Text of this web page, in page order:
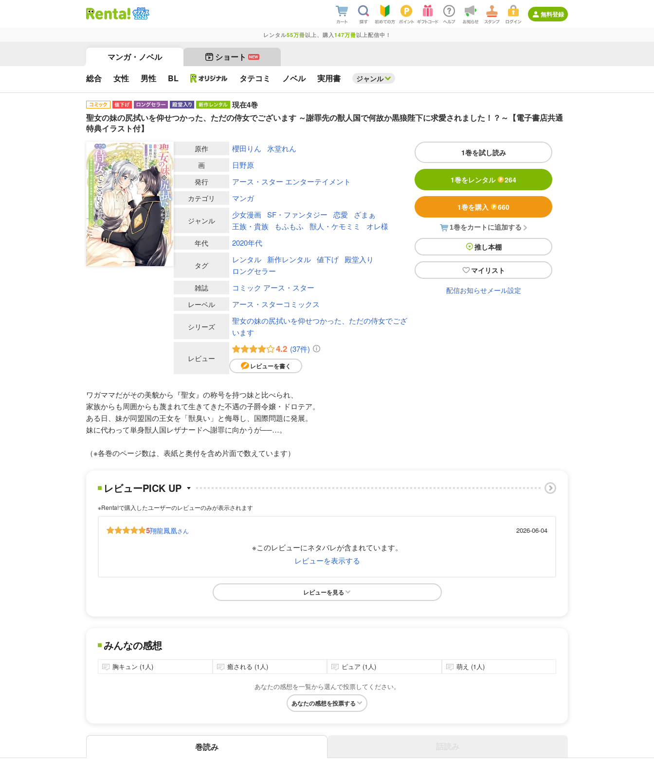
無料登録
レンタル55万冊以上、購入 147万冊以上配信中！
マンガ・ノベル ショート NEW
総合 女性 男性 BL タテコミ ノベル 実用書 ジャンル
現在4巻
聖女の妹の尻拭いを仰せつかった、ただの侍女でございます ～謝罪先の獣人国で何故か黒狼陛下に求愛されました！？～【電子書店共通
特典イラスト付】
1巻を試し読み
1巻をレンタル 264
1巻を購入 660
1巻をカートに追加する
推し本棚
マイリスト
配信お知らせメール設定
原作 櫻田りん 氷堂れん
画 日野原
発行 アース・スター エンターテイメント
カテゴリ マンガ
ジャンル
少女漫画 SF・ファンタジー 恋愛
ざまぁ
王族・貴族
もふもふ 獣人・ケモミミ オレ様
年代 2020年代
タグ
レンタル 新作レンタル 値下げ
殿堂入り
ロングセラー
雑誌 コミック アース・スター
レーベル アース・スターコミックス
シリーズ
聖女の妹の尻拭いを仰せつかった、ただの侍女でござ
います
レビュー
4.2 (37件)
レビューを書く
ワガママだがその美貌から『聖女』の称号を持つ妹と比べられ、
家族からも周囲からも蔑まれて生きてきた不遇の子爵令嬢・ドロテア。
ある日、妹が同盟国の王女を「獣臭い」と侮辱し、国際問題に発展。
妹に代わって単身獣人国レザナードへ謝罪に向かうが──…。
（※各巻のページ数は、表紙と奥付を含め片面で数えています）
レビューPICK UP
※Renta!で購入したユーザーのレビューのみが表示されます
5翔龍鳳凰さん 2026-06-04
※このレビューにネタバレが含まれています。
レビューを表示する
レビューを見る
みんなの感想
胸キュン (1人) 癒される (1人) ピュア (1人) 萌え (1人)
あなたの感想を一覧から選んで投票してください。
あなたの感想を投票する
巻読み